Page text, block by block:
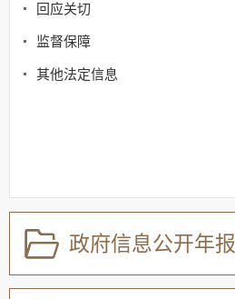
回应关切
监督保障
其他法定信息
政府信息公开年报